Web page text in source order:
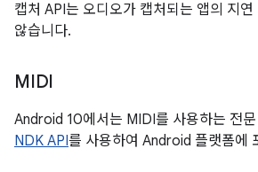
캡처 API는 오디오가 캡처되는 앱의 지연
않습니다.
MIDI
Android 10에서는 MIDI를 사용하는 전
NDK API를 사용하여 Android 플랫폼에